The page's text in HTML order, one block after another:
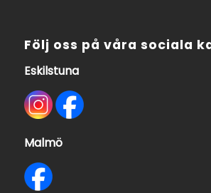
Följ oss på våra sociala
Eskilstuna
Malmö